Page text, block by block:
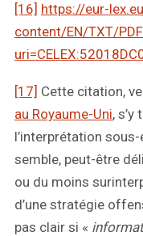
[16] https://eur-
content/EN/TXT/
[17] Cette citation,
au Royaume-Uni,
l’interprétation
semble, peut-être
ou du moins
d’une stratégie
pas clair si «